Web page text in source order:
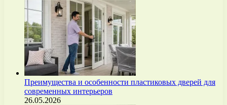
Преимущества и особенности пластиковых дверей для
современных интерьеров
26.05.2026